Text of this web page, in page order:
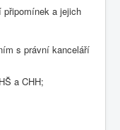
připomínek a jejich
s právní kanceláří
a CHH;